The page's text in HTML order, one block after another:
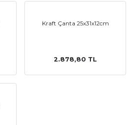
Kraft Çanta 25x31x12cm
2.878,80 TL